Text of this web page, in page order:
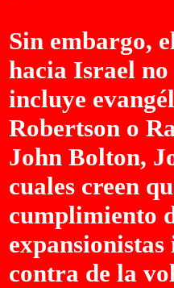
Sin embargo,
hacia Israel
incluye
Robertson o
John Bolton,
cuales creen
cumplimiento
contra de la